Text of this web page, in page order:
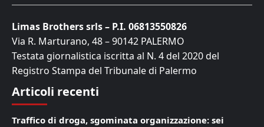
Limas Brothers srls – P.I. 06813550826
Via R. Marturano, 48 – 90142 PALERMO
Testata giornalistica iscritta al N. 4 del 2020 del
Registro Stampa del Tribunale di Palermo
Articoli recenti
Traffico di droga, sgominata organizzazione: sei